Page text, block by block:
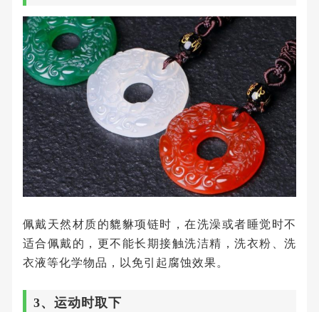
佩戴天然材质的貔貅项链时，在洗澡或者睡觉时不
适合佩戴的，更不能长期接触洗洁精，洗衣粉、洗
衣液等化学物品，以免引起腐蚀效果。
3、运动时取下